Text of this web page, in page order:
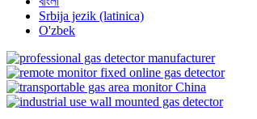
Srbija jezik (latinica)
O'zbek